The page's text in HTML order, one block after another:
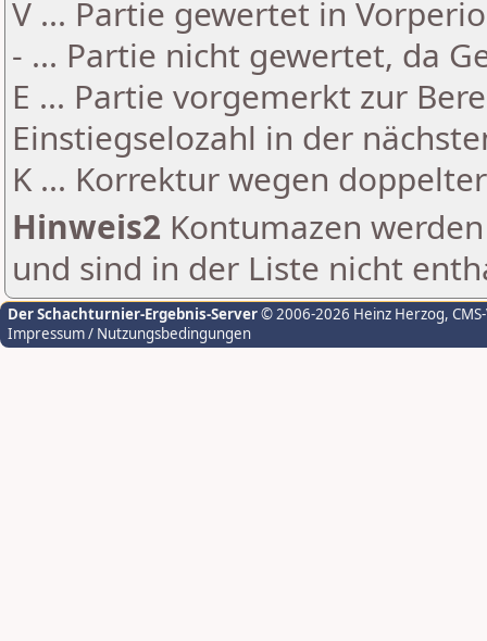
V ... Partie gewertet in
- ... Partie nicht gewertet, da
E ... Partie vorgemerkt zur
Einstiegselozahl in der
K ... Korrektur wegen
Hinweis2 Kontumazen
und sind in der Liste nicht
Der Schachturnier-Ergebnis-Server© 2006-2026 Heinz Herzog,
Impressum / Nutzungsbedingungen